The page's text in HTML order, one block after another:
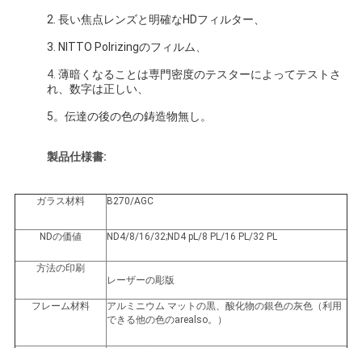
PRIVACY
POLICY
2. 長い焦点レンズと明確なHDフィルター、
3. NITTO Polrizingのフィルム、
4. 薄暗くなることは専門密度のテスターによってテストさ
れ、数字は正しい、
5。伝達の後の色の鋳造物無し。
製品仕様書:
ガラス材料 B270/AGC
NDの価値 ND4/8/16/32;ND4 pL/8 PL/16 PL/32 PL
方法の印刷
レーザーの彫版
フレーム材料
アルミニウム マットの黒、酸化物の銀色の灰色（利用
できる他の色のarealso。）